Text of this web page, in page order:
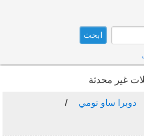
غير محدثة
دوبرا ساو تومي